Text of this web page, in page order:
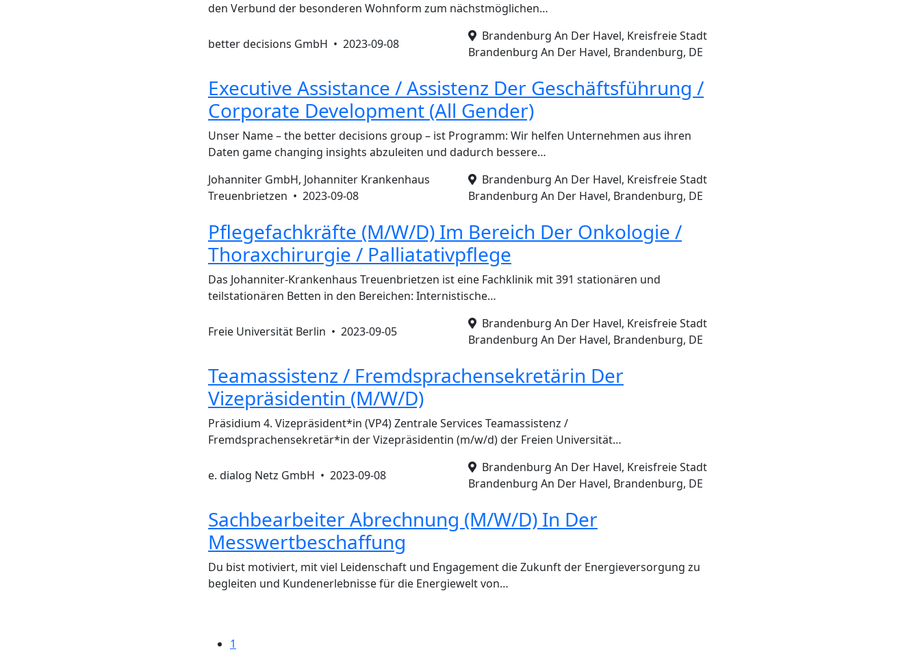
den Verbund der besonderen Wohnform zum nächstmöglichen…
better decisions GmbH • 2023-09-08
Brandenburg An Der Havel, Kreisfreie Stadt
Brandenburg An Der Havel, Brandenburg, DE
Executive Assistance / Assistenz Der Geschäftsführung /
Corporate Development (All Gender)
Unser Name – the better decisions group – ist Programm: Wir helfen Unternehmen aus ihren
Daten game changing insights abzuleiten und dadurch bessere…
Johanniter GmbH, Johanniter Krankenhaus
Treuenbrietzen • 2023-09-08
Brandenburg An Der Havel, Kreisfreie Stadt
Brandenburg An Der Havel, Brandenburg, DE
Pflegefachkräfte (M/W/D) Im Bereich Der Onkologie /
Thoraxchirurgie / Palliatativpflege
Das Johanniter-Krankenhaus Treuenbrietzen ist eine Fachklinik mit 391 stationären und
teilstationären Betten in den Bereichen: Internistische…
Freie Universität Berlin • 2023-09-05
Brandenburg An Der Havel, Kreisfreie Stadt
Brandenburg An Der Havel, Brandenburg, DE
Teamassistenz / Fremdsprachensekretärin Der
Vizepräsidentin (M/W/D)
Präsidium 4. Vizepräsident*in (VP4) Zentrale Services Teamassistenz /
Fremdsprachensekretär*in der Vizepräsidentin (m/w/d) der Freien Universität…
e. dialog Netz GmbH • 2023-09-08
Brandenburg An Der Havel, Kreisfreie Stadt
Brandenburg An Der Havel, Brandenburg, DE
Sachbearbeiter Abrechnung (M/W/D) In Der
Messwertbeschaffung
Du bist motiviert, mit viel Leidenschaft und Engagement die Zukunft der Energieversorgung zu
begleiten und Kundenerlebnisse für die Energiewelt von…
1